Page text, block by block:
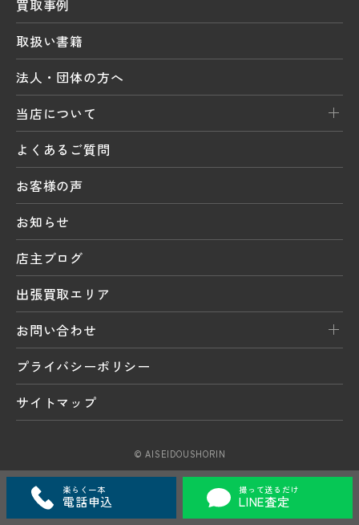
買取事例
取扱い書籍
法人・団体の方へ
当店について
よくあるご質問
お客様の声
お知らせ
店主ブログ
出張買取エリア
お問い合わせ
プライバシーポリシー
サイトマップ
© AISEIDOUSHORIN
楽らく一本
電話申込
撮って送るだけ
LINE査定